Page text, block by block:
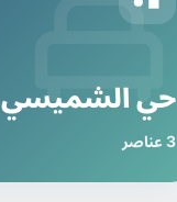
حي الشميسي
3 عناصر